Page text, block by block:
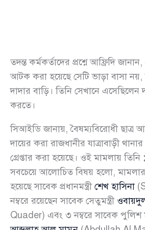
তদন্ত কর্মকর্তাদের প্রশ্নে আফ্রিদি
আটক করা হয়েছে সেটি ভাড়া বাসা
দাদার বাড়ি। তিনি সেখানে
করতে।
সিআইডি জানায়, বৈষম্যবিরোধী ছাত্র
দায়ের করা রাজধানীর যাত্রাবাড়ী
গ্রেপ্তার করা হয়েছে। ওই মামলায়
সবচেয়ে আলোচিত বিষয় হলো,
হয়েছে সাবেক প্রধানমন্ত্রীশেখ হাসিনা
নম্বরে রয়েছেন সাবেক সেতুমন্ত্রী
Quader) এবং ৩ নম্বরে সাবেক পুলিশ